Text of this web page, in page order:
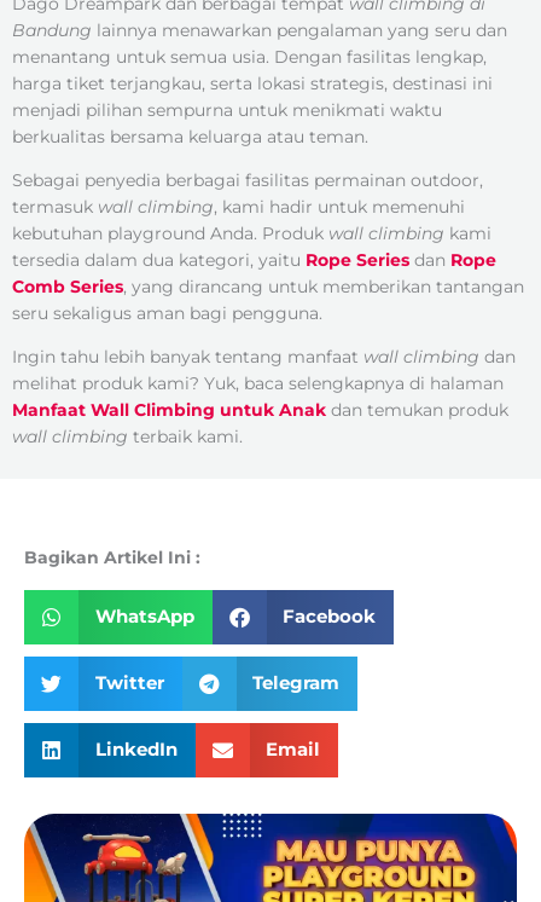
Bandung lainnya menawarkan pengalaman yang seru dan
menantang untuk semua usia. Dengan fasilitas lengkap,
harga tiket terjangkau, serta lokasi strategis, destinasi ini
menjadi pilihan sempurna untuk menikmati waktu
berkualitas bersama keluarga atau teman.
Sebagai penyedia berbagai fasilitas permainan outdoor,
termasuk wall climbing, kami hadir untuk memenuhi
kebutuhan playground Anda. Produk wall climbing kami
tersedia dalam dua kategori, yaitu Rope Series dan Rope
Comb Series, yang dirancang untuk memberikan tantangan
seru sekaligus aman bagi pengguna.
Ingin tahu lebih banyak tentang manfaat wall climbing dan
melihat produk kami? Yuk, baca selengkapnya di halaman
Manfaat Wall Climbing untuk Anak dan temukan produk
wall climbing terbaik kami.
Bagikan Artikel Ini :
WhatsApp Facebook
Twitter Telegram
LinkedIn Email